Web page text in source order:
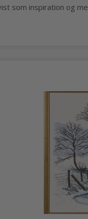
som inspiration og